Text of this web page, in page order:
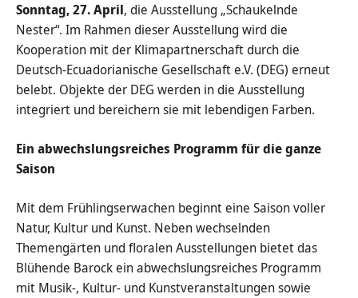
Sonntag, 27. April, die Ausstellung „Schaukelnde
Nester“. Im Rahmen dieser Ausstellung wird die
Kooperation mit der Klimapartnerschaft durch die
Deutsch-Ecuadorianische Gesellschaft e.V. (DEG) erneut
belebt. Objekte der DEG werden in die Ausstellung
integriert und bereichern sie mit lebendigen Farben.
Ein abwechslungsreiches Programm für die ganze
Saison
Mit dem Frühlingserwachen beginnt eine Saison voller
Natur, Kultur und Kunst. Neben wechselnden
Themengärten und floralen Ausstellungen bietet das
Blühende Barock ein abwechslungsreiches Programm
mit Musik-, Kultur- und Kunstveranstaltungen sowie